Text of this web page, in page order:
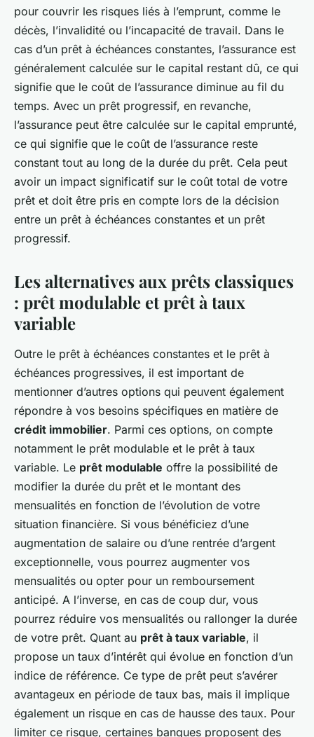
pour couvrir les risques liés à l’emprunt, comme le
décès, l’invalidité ou l’incapacité de travail. Dans le
cas d’un prêt à échéances constantes, l’assurance est
généralement calculée sur le capital restant dû, ce qui
signifie que le coût de l’assurance diminue au fil du
temps. Avec un prêt progressif, en revanche,
l’assurance peut être calculée sur le capital emprunté,
ce qui signifie que le coût de l’assurance reste
constant tout au long de la durée du prêt. Cela peut
avoir un impact significatif sur le coût total de votre
prêt et doit être pris en compte lors de la décision
entre un prêt à échéances constantes et un prêt
progressif.
Les alternatives aux prêts classiques
: prêt modulable et prêt à taux
variable
Outre le prêt à échéances constantes et le prêt à
échéances progressives, il est important de
mentionner d’autres options qui peuvent également
répondre à vos besoins spécifiques en matière de
crédit immobilier. Parmi ces options, on compte
notamment le prêt modulable et le prêt à taux
variable. Le prêt modulable offre la possibilité de
modifier la durée du prêt et le montant des
mensualités en fonction de l’évolution de votre
situation financière. Si vous bénéficiez d’une
augmentation de salaire ou d’une rentrée d’argent
exceptionnelle, vous pourrez augmenter vos
mensualités ou opter pour un remboursement
anticipé. A l’inverse, en cas de coup dur, vous
pourrez réduire vos mensualités ou rallonger la durée
de votre prêt. Quant au prêt à taux variable, il
propose un taux d’intérêt qui évolue en fonction d’un
indice de référence. Ce type de prêt peut s’avérer
avantageux en période de taux bas, mais il implique
également un risque en cas de hausse des taux. Pour
limiter ce risque, certaines banques proposent des